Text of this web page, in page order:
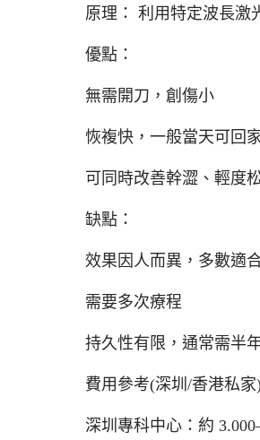
原理： 利用特定波長激
優點：
無需開刀，創傷小
恢複快，一般當天可回
可同時改善幹澀、輕度
缺點：
效果因人而異，多數適
需要多次療程
持久性有限，通常需半
費用參考(深圳/香港私家)
深圳專科中心：約